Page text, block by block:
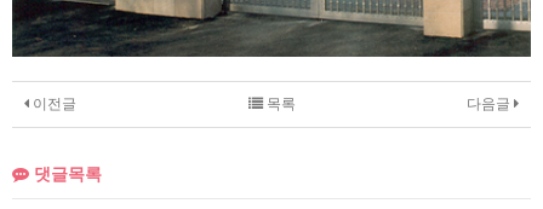
이전글 다음글
목록
댓글목록